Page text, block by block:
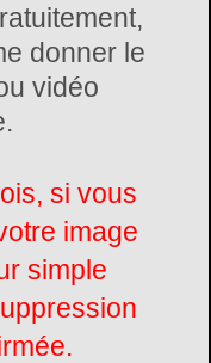
donner le
vidéo
si vous
image
simple